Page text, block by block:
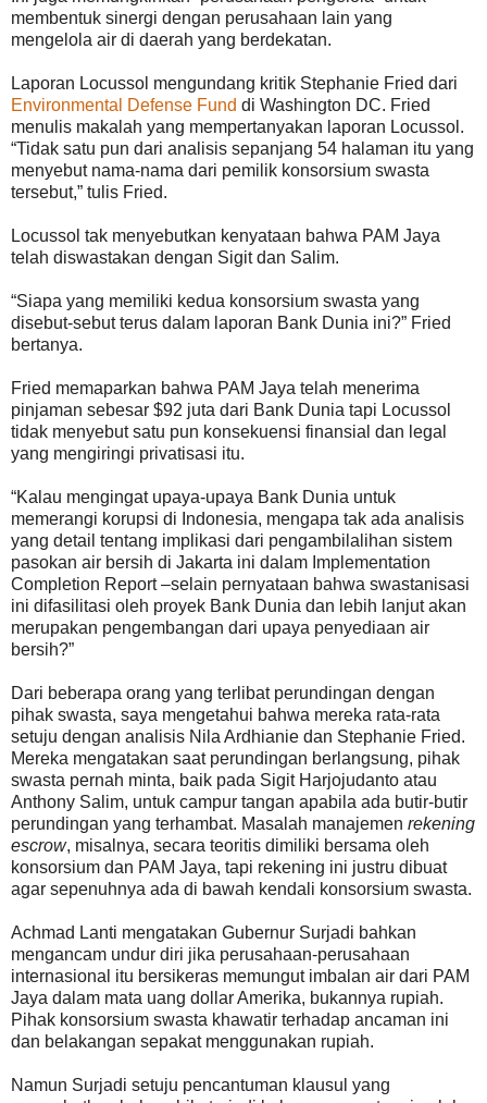
membentuk sinergi dengan perusahaan lain yang
mengelola air di daerah yang berdekatan.
Laporan Locussol mengundang kritik Stephanie Fried dari
Environmental Defense Fund di Washington DC. Fried
menulis makalah yang mempertanyakan laporan Locussol.
“Tidak satu pun dari analisis sepanjang 54 halaman itu yang
menyebut nama-nama dari pemilik konsorsium swasta
tersebut,” tulis Fried.
Locussol tak menyebutkan kenyataan bahwa PAM Jaya
telah diswastakan dengan Sigit dan Salim.
“Siapa yang memiliki kedua konsorsium swasta yang
disebut-sebut terus dalam laporan Bank Dunia ini?” Fried
bertanya.
Fried memaparkan bahwa PAM Jaya telah menerima
pinjaman sebesar $92 juta dari Bank Dunia tapi Locussol
tidak menyebut satu pun konsekuensi finansial dan legal
yang mengiringi privatisasi itu.
“Kalau mengingat upaya-upaya Bank Dunia untuk
memerangi korupsi di Indonesia, mengapa tak ada analisis
yang detail tentang implikasi dari pengambilalihan sistem
pasokan air bersih di Jakarta ini dalam Implementation
Completion Report –selain pernyataan bahwa swastanisasi
ini difasilitasi oleh proyek Bank Dunia dan lebih lanjut akan
merupakan pengembangan dari upaya penyediaan air
bersih?”
Dari beberapa orang yang terlibat perundingan dengan
pihak swasta, saya mengetahui bahwa mereka rata-rata
setuju dengan analisis Nila Ardhianie dan Stephanie Fried.
Mereka mengatakan saat perundingan berlangsung, pihak
swasta pernah minta, baik pada Sigit Harjojudanto atau
Anthony Salim, untuk campur tangan apabila ada butir-butir
perundingan yang terhambat. Masalah manajemen rekening
escrow, misalnya, secara teoritis dimiliki bersama oleh
konsorsium dan PAM Jaya, tapi rekening ini justru dibuat
agar sepenuhnya ada di bawah kendali konsorsium swasta.
Achmad Lanti mengatakan Gubernur Surjadi bahkan
mengancam undur diri jika perusahaan-perusahaan
internasional itu bersikeras memungut imbalan air dari PAM
Jaya dalam mata uang dollar Amerika, bukannya rupiah.
Pihak konsorsium swasta khawatir terhadap ancaman ini
dan belakangan sepakat menggunakan rupiah.
Namun Surjadi setuju pencantuman klausul yang